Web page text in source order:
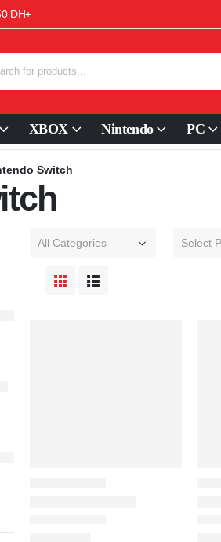
DH+
XBOX Nintendo PC
Switch
All Categories Select